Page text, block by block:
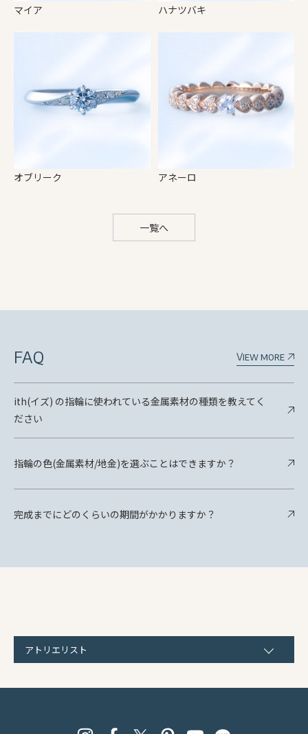
マイア ハナツバキ
オブリーク アネーロ
一覧へ
FAQ View more
ith(イズ) の指輪に使われている金属素材の種類を教えてく
ださい
指輪の色(金属素材/地金)を選ぶことはできますか？
完成までにどのくらいの期間がかかりますか？
アトリエリスト